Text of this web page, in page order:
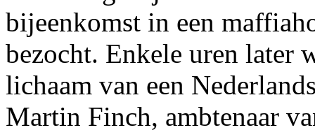
bijeenkomst in een
bezocht. Enkele uren later
lichaam van een
Martin Finch, ambtenaar